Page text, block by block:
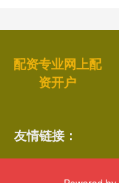
配资专业网上配
资开户
友情链接：